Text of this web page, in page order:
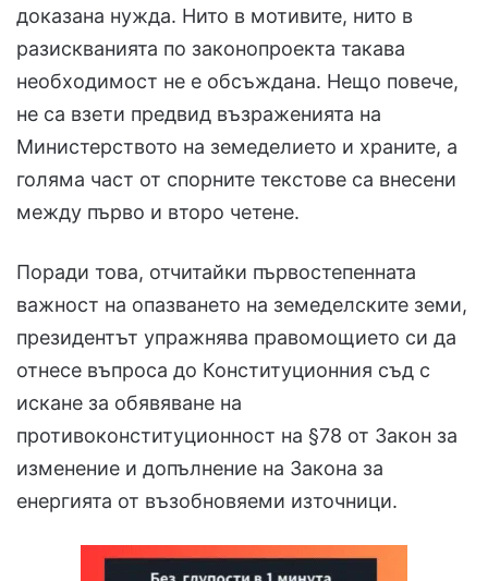
доказана нужда. Нито в мотивите, нито в
разискванията по законопроекта такава
необходимост не е обсъждана. Нещо повече,
не са взети предвид възраженията на
Министерството на земеделието и храните, а
голяма част от спорните текстове са внесени
между първо и второ четене.
Поради това, отчитайки първостепенната
важност на опазването на земеделските земи,
президентът упражнява правомощието си да
отнесе въпроса до Конституционния съд с
искане за обявяване на
противоконституционност на §78 от Закон за
изменение и допълнение на Закона за
енергията от възобновяеми източници.